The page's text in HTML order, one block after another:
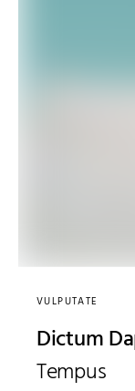
VULPUTATE
Dictum
Tempus